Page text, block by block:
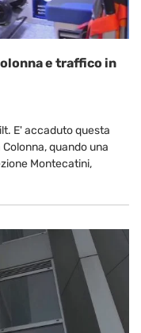
e traffico in
E' accaduto questa
quando una
Montecatini,